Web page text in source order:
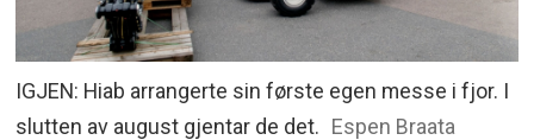
IGJEN: Hiab arrangerte sin første egen messe i fjor. I
slutten av august gjentar de det. Espen Braata